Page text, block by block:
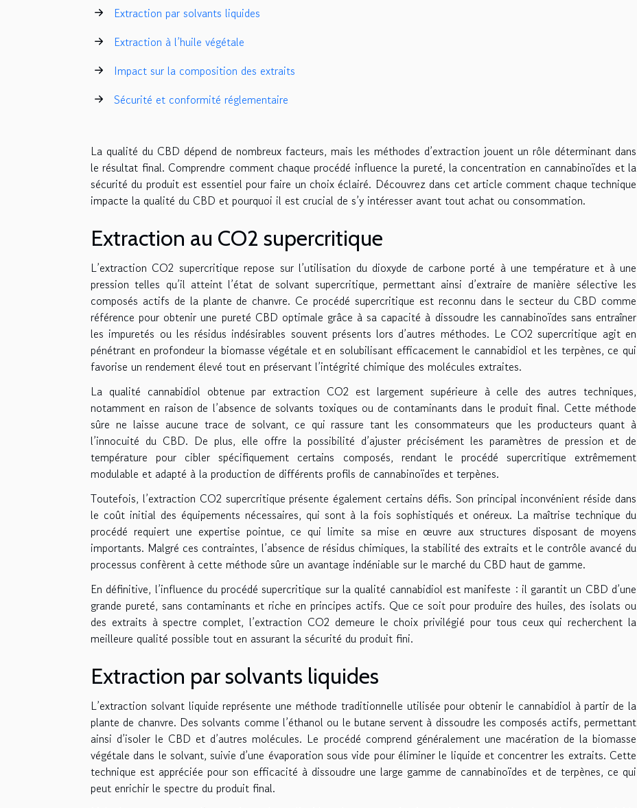
Extraction par solvants liquides
Extraction à l’huile végétale
Impact sur la composition des extraits
Sécurité et conformité réglementaire
La qualité du CBD dépend de nombreux facteurs, mais les méthodes d’extraction jouent un rôle déterminant dans
le résultat final. Comprendre comment chaque procédé influence la pureté, la concentration en cannabinoïdes et la
sécurité du produit est essentiel pour faire un choix éclairé. Découvrez dans cet article comment chaque technique
impacte la qualité du CBD et pourquoi il est crucial de s’y intéresser avant tout achat ou consommation.
Extraction au CO2 supercritique
L’extraction CO2 supercritique repose sur l’utilisation du dioxyde de carbone porté à une température et à une
pression telles qu’il atteint l’état de solvant supercritique, permettant ainsi d’extraire de manière sélective les
composés actifs de la plante de chanvre. Ce procédé supercritique est reconnu dans le secteur du CBD comme
référence pour obtenir une pureté CBD optimale grâce à sa capacité à dissoudre les cannabinoïdes sans entraîner
les impuretés ou les résidus indésirables souvent présents lors d’autres méthodes. Le CO2 supercritique agit en
pénétrant en profondeur la biomasse végétale et en solubilisant efficacement le cannabidiol et les terpènes, ce qui
favorise un rendement élevé tout en préservant l’intégrité chimique des molécules extraites.
La qualité cannabidiol obtenue par extraction CO2 est largement supérieure à celle des autres techniques,
notamment en raison de l’absence de solvants toxiques ou de contaminants dans le produit final. Cette méthode
sûre ne laisse aucune trace de solvant, ce qui rassure tant les consommateurs que les producteurs quant à
l’innocuité du CBD. De plus, elle offre la possibilité d’ajuster précisément les paramètres de pression et de
température pour cibler spécifiquement certains composés, rendant le procédé supercritique extrêmement
modulable et adapté à la production de différents profils de cannabinoïdes et terpènes.
Toutefois, l’extraction CO2 supercritique présente également certains défis. Son principal inconvénient réside dans
le coût initial des équipements nécessaires, qui sont à la fois sophistiqués et onéreux. La maîtrise technique du
procédé requiert une expertise pointue, ce qui limite sa mise en œuvre aux structures disposant de moyens
importants. Malgré ces contraintes, l’absence de résidus chimiques, la stabilité des extraits et le contrôle avancé du
processus confèrent à cette méthode sûre un avantage indéniable sur le marché du CBD haut de gamme.
En définitive, l’influence du procédé supercritique sur la qualité cannabidiol est manifeste : il garantit un CBD d’une
grande pureté, sans contaminants et riche en principes actifs. Que ce soit pour produire des huiles, des isolats ou
des extraits à spectre complet, l’extraction CO2 demeure le choix privilégié pour tous ceux qui recherchent la
meilleure qualité possible tout en assurant la sécurité du produit fini.
Extraction par solvants liquides
L’extraction solvant liquide représente une méthode traditionnelle utilisée pour obtenir le cannabidiol à partir de la
plante de chanvre. Des solvants comme l’éthanol ou le butane servent à dissoudre les composés actifs, permettant
ainsi d’isoler le CBD et d’autres molécules. Le procédé comprend généralement une macération de la biomasse
végétale dans le solvant, suivie d’une évaporation sous vide pour éliminer le liquide et concentrer les extraits. Cette
technique est appréciée pour son efficacité à dissoudre une large gamme de cannabinoïdes et de terpènes, ce qui
peut enrichir le spectre du produit final.